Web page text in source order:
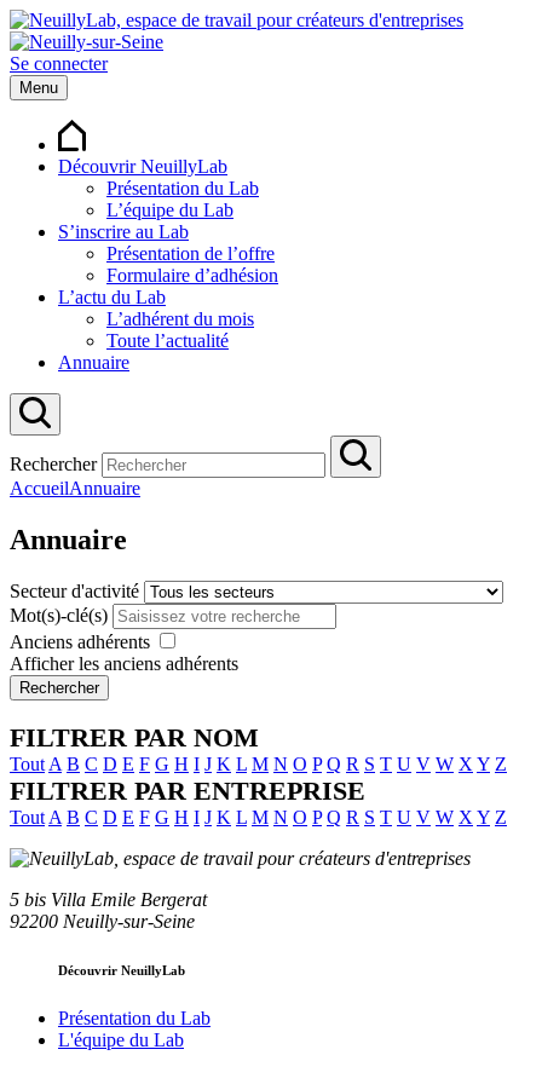
Se connecter
Menu
Découvrir NeuillyLab
Présentation du Lab
L’équipe du Lab
S’inscrire au Lab
Présentation de l’offre
Formulaire d’adhésion
L’actu du Lab
L’adhérent du mois
Toute l’actualité
Annuaire
Rechercher
AccueilAnnuaire
Annuaire
Secteur d'activité
Mot(s)-clé(s)
Anciens adhérents
Afficher les anciens adhérents
Rechercher
FILTRER PAR NOM
Tout A B C D E F G H I J K L M N O P Q R S T U V W X Y Z
FILTRER PAR ENTREPRISE
Tout A B C D E F G H I J K L M N O P Q R S T U V W X Y Z
5 bis Villa Emile Bergerat
92200 Neuilly-sur-Seine
Découvrir NeuillyLab
Présentation du Lab
L'équipe du Lab